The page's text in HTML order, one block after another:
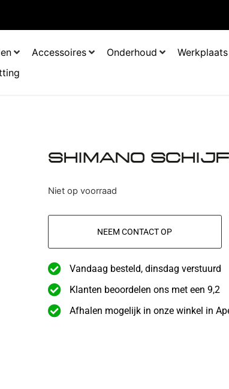
Accessoires Onderhoud
Werkplaats
SHIMANO
Niet op voorraad
NEEM CONTACT OP
Vandaag besteld, dinsdag verstuurd
Klanten beoordelen ons met een 9,2
Afhalen mogelijk in onze winkel in